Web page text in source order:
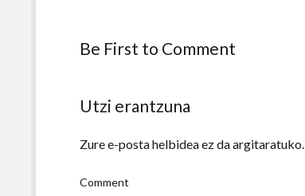
Be First to Comment
Utzi erantzuna
Zure e-posta helbidea ez da argitaratuko.
Comment